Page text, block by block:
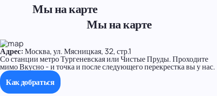
Мы на карте
Мы на карте
Адрес:Москва, ул. Мясницкая, 32, стр.1
Со станции метро Тургеневская или Чистые Пруды. Проходите
мимо Вкусно - и точка и после следующего перекрестка вы у нас.
Как добраться